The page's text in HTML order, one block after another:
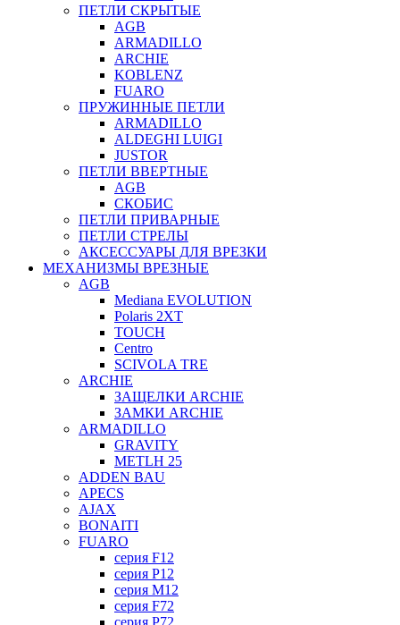
ПЕТЛИ СКРЫТЫЕ
AGB
ARMADILLO
ARCHIE
KOBLENZ
FUARO
ПРУЖИННЫЕ ПЕТЛИ
ARMADILLO
ALDEGHI LUIGI
JUSTOR
ПЕТЛИ ВВЕРТНЫЕ
AGB
СКОБИС
ПЕТЛИ ПРИВАРНЫЕ
ПЕТЛИ СТРЕЛЫ
АКСЕССУАРЫ ДЛЯ ВРЕЗКИ
МЕХАНИЗМЫ ВРЕЗНЫЕ
AGB
Mediana EVOLUTION
Polaris 2XT
TOUCH
Centro
SCIVOLA TRE
ARCHIE
ЗАЩЕЛКИ ARCHIE
ЗАМКИ ARCHIE
ARMADILLO
GRAVITY
METLH 25
ADDEN BAU
APECS
AJAX
BONAITI
FUARO
серия F12
серия P12
серия M12
серия F72
серия P72